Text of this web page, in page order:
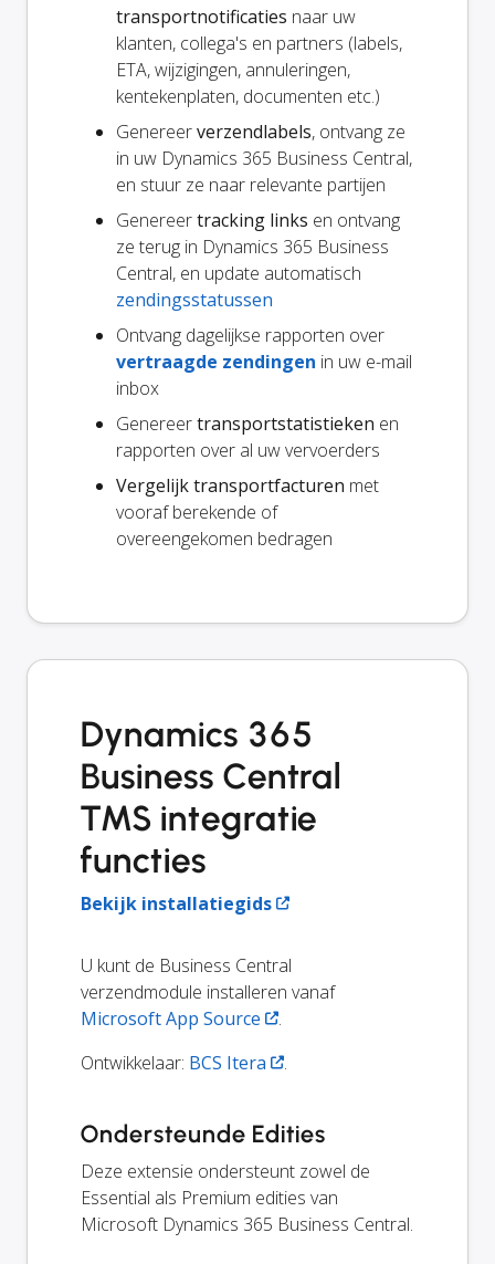
transportnotificaties naar uw
klanten, collega's en partners (labels,
ETA, wijzigingen, annuleringen,
kentekenplaten, documenten etc.)
Genereerverzendlabels, ontvang ze
in uw Dynamics 365 Business Central,
en stuur ze naar relevante partijen
Genereertracking links en ontvang
ze terug in Dynamics 365 Business
Central, en update automatisch
zendingsstatussen
Ontvang dagelijkse rapporten over
vertraagde zendingen in uw e-mail
inbox
Genereertransportstatistieken en
rapporten over al uw vervoerders
Vergelijk transportfacturen met
vooraf berekende of
overeengekomen bedragen
Dynamics 365
Business Central
TMS integratie
functies
Bekijk installatiegids
U kunt de Business Central
verzendmodule installeren vanaf
Microsoft App Source
.
Ontwikkelaar: BCS Itera .
Ondersteunde Edities
Deze extensie ondersteunt zowel de
Essential als Premium edities van
Microsoft Dynamics 365 Business Central.